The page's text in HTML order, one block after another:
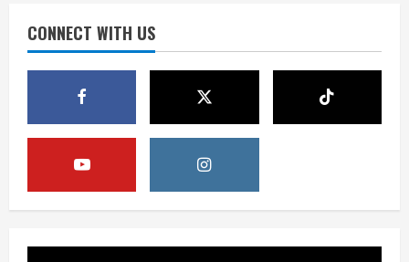
CONNECT WITH US
3
Digital
Pemerintah Perkuat Ekosistem Media
Digital Nasional Hadapi Perang
Algoritma AI
August 6, 2026
Opini
Etika, Verifikasi, dan Media Tepercaya